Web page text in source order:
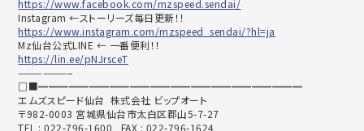
https://www.facebook.com/mzspeed.sendai/
Instagram ←ストーリーズ毎日更新！！
https://www.instagram.com/mzspeed_sendai/?hl=ja
Mz仙台公式LINE ← 一番便利！！
https://lin.ee/pNJrsceT
——————–
□■━━━━━━━━━━━━━━━━━━━━━━━━━━
エムズスピード仙台 株式会社 ビップオート
〒982-0003 宮城県仙台市太白区郡山5-7-27
TEL : 022-796-1600 FAX : 022-796-1624